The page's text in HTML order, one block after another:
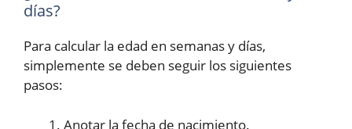
días?
Para calcular la edad en semanas y días,
simplemente se deben seguir los siguientes
pasos:
Anotar la fecha de nacimiento.